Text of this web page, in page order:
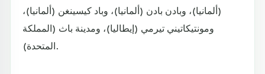
(ألمانيا)، وبادن بادن (ألمانيا)، وباد كيسينغن (ألمانيا)،
ومونتيكاتيني تيرمي (إيطاليا)، ومدينة باث (المملكة
المتحدة).